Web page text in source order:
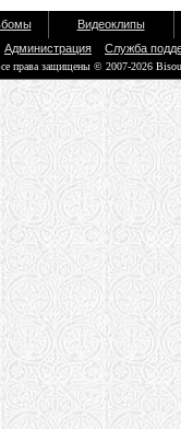
Видеоклипы
Администрация Служба
права защищены © 2007-2026